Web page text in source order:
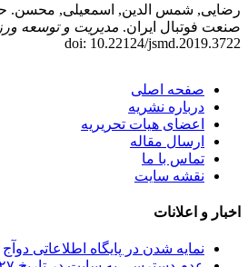
رضایی, شمس الدین, اسمعیلی, محسن.
صنعت فوتبال ایران. مدیریت و توسعه
doi: 10.22124/jsmd.2019.3722
صفحه اصلی
درباره نشریه
اعضای هیات تحریریه
ارسال مقاله
تماس با ما
نقشه سایت
اخبار و اعلانات
نمایه شدن در پایگاه اطلاعاتی دوآج